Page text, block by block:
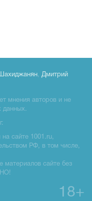
, Дмитрий
мнения авторов и не
данных.
сайте 1001.ru,
РФ, в том числе,
материалов сайте без
18+